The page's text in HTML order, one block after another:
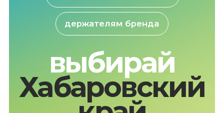
край
Хабаровский
выбирай